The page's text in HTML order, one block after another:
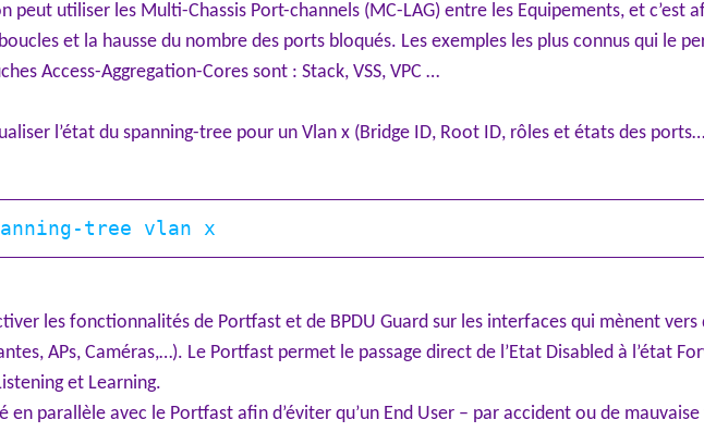
peut utiliser les Multi-Chassis Port-channels (MC-LAG) entre les Equipements, et c’est
et la hausse du nombre des ports bloqués. Les exemples les plus connus qui le
Access-Aggregation-Cores sont : Stack, VSS, VPC …
l’état du spanning-tree pour un Vlan x (Bridge ID, Root ID, rôles et états des
les fonctionnalités de Portfast et de BPDU Guard sur les interfaces qui mènent vers
APs, Caméras,…). Le Portfast permet le passage direct de l’Etat Disabled à l’état
et Learning.
en parallèle avec le Portfast afin d’éviter qu’un End User – par accident ou de